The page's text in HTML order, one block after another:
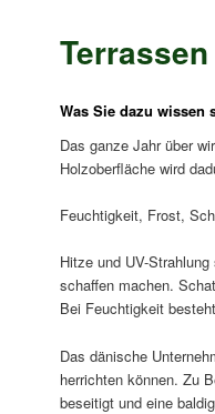
Was Sie dazu wissen
Das ganze Jahr über
Holzoberfläche wird
Feuchtigkeit, Frost,
Hitze und UV-
schaffen machen.
Bei Feuchtigkeit
Das dänische
herrichten können. Zu
beseitigt und eine